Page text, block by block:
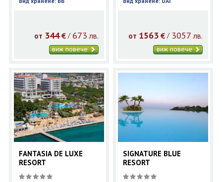
от 344 €/ 673 лв.
виж повече
от 1563 € / 3057 лв.
виж повече
FANTASIA DE LUXE
RESORT
SIGNATURE BLUE
RESORT